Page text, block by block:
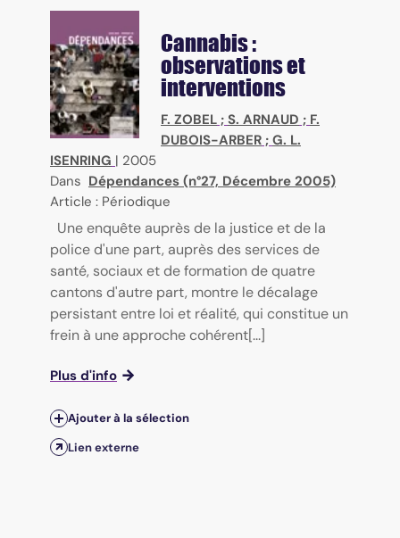
Cannabis :
observations et
interventions
F. ZOBEL ; S. ARNAUD ; F.
DUBOIS-ARBER ; G. L.
ISENRING | 2005
Dans Dépendances (n°27, Décembre 2005)
Article : Périodique
Une enquête auprès de la justice et de la
police d'une part, auprès des services de
santé, sociaux et de formation de quatre
cantons d'autre part, montre le décalage
persistant entre loi et réalité, qui constitue un
frein à une approche cohérent[...]
Plus d'info
Ajouter à la sélection
Lien externe